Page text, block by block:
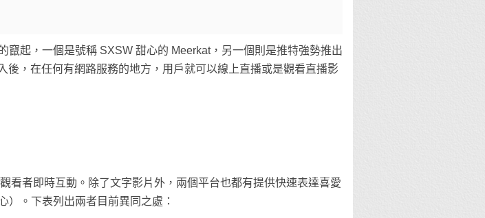
起，一個是號稱 SXSW 甜心的 Meerkat，另一個則是推特強勢推出
，在任何有網路服務的地方，用戶就可以線上直播或是觀看直播影
看者即時互動。除了文字影片外，兩個平台也都有提供快速表達喜愛
）。下表列出兩者目前異同之處：